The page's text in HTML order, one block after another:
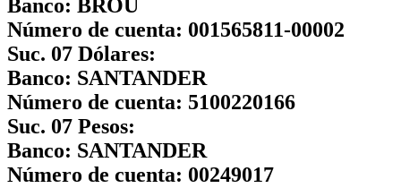
Banco: BROU
Número de cuenta: 001565811-00002
Suc. 07 Dólares:
Banco: SANTANDER
Número de cuenta: 5100220166
Suc. 07 Pesos:
Banco: SANTANDER
Número de cuenta: 00249017